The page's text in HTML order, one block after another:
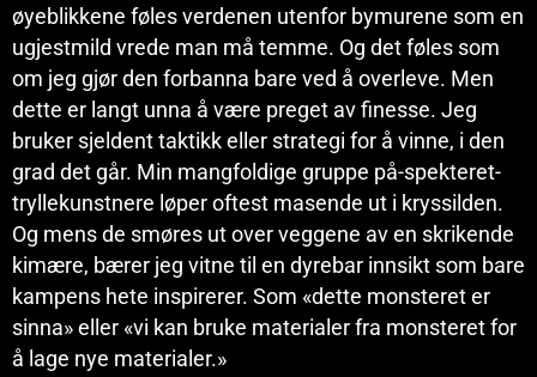
øyeblikkene føles verdenen utenfor bymurene som en
ugjestmild vrede man må temme. Og det føles som
om jeg gjør den forbanna bare ved å overleve. Men
dette er langt unna å være preget av finesse. Jeg
bruker sjeldent taktikk eller strategi for å vinne, i den
grad det går. Min mangfoldige gruppe på-spekteret-
tryllekunstnere løper oftest masende ut i kryssilden.
Og mens de smøres ut over veggene av en skrikende
kimære, bærer jeg vitne til en dyrebar innsikt som bare
kampens hete inspirerer. Som «dette monsteret er
sinna» eller «vi kan bruke materialer fra monsteret for
å lage nye materialer.»